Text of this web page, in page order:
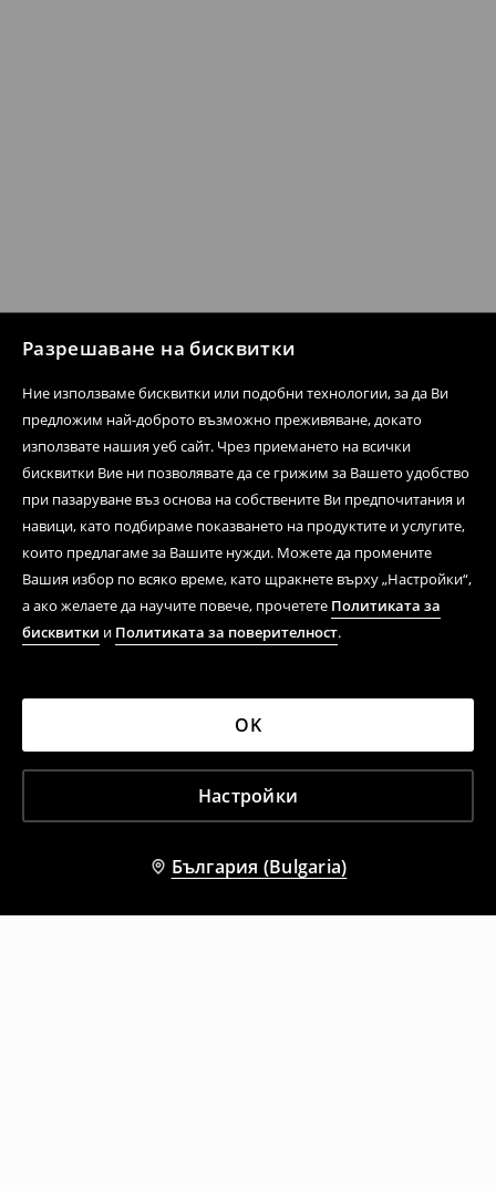
Разрешаване на бисквитки
Ние използваме бисквитки или подобни технологии, за да Ви
предложим най-доброто възможно преживяване, докато
използвате нашия уеб сайт. Чрез приемането на всички
бисквитки Вие ни позволявате да се грижим за Вашето удобство
при пазаруване въз основа на собствените Ви предпочитания и
навици, като подбираме показването на продуктите и услугите,
които предлагаме за Вашите нужди. Можете да промените
Вашия избор по всяко време, като щракнете върху „Настройки“,
а ако желаете да научите повече, прочетете Политиката за
бисквитки и Политиката за поверителност.
Настройки
OK
България (Bulgaria)